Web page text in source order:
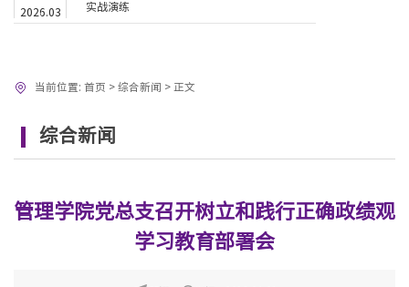
2026.03 实战演练
综合新闻
当前位置: 首页 > 综合新闻 > 正文
管理学院党总支召开树立和践行正确政绩观
学习教育部署会